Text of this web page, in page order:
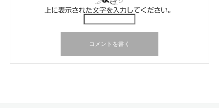
上に表示された文字を入力してください。